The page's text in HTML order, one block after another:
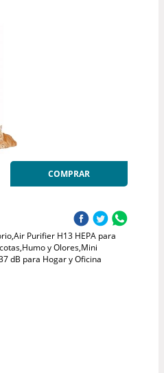
COMPRAR
Purifier H13 HEPA para
y Olores,Mini
dB para Hogar y Oficina